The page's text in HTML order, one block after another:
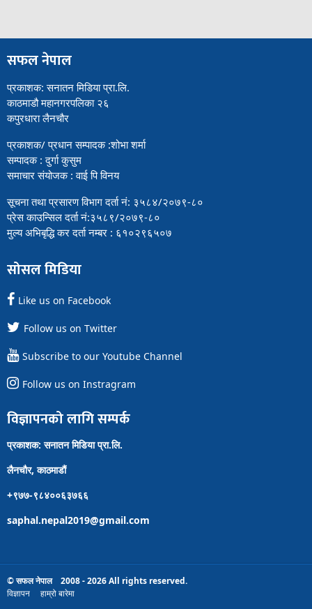
सफल नेपाल
प्रकाशक: सनातन मिडिया प्रा.लि.
काठमाडौ महानगरपलिका २६
कपुरधारा लैनचौर
प्रकाशक/ प्रधान सम्पादक :शोभा शर्मा
सम्पादक : दुर्गा कुसुम
समाचार संयोजक : वाई पि विनय
सूचना तथा प्रसारण विभाग दर्ता नं: ३५८४/२०७९-८०
प्रेस काउन्सिल दर्ता नं:३५८९/२०७९-८०
मुल्य अभिबृद्धि कर दर्ता नम्बर : ६१०२९६५०७
सोसल मिडिया
Like us on Facebook
Follow us on Twitter
Subscribe to our Youtube Channel
Follow us on Instragram
विज्ञापनको लागि सम्पर्क
प्रकाशक: सनातन मिडिया प्रा.लि.
लैनचौर, काठमाडौं
+९७७-९८४००६३७६६
saphal.nepal2019@gmail.com
© सफल नेपाल 2008 - 2026 All rights reserved.
विज्ञापन
हाम्रो बारेमा